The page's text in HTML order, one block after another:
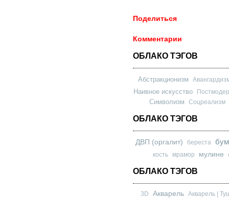
Поделиться
Комментарии
ОБЛАКО ТЭГОВ
Абстракционизм
Наивное искусство
Символизм Соцреализм
ОБЛАКО ТЭГОВ
ДВП (оргалит) береста
кость мрамор мулине
ОБЛАКО ТЭГОВ
3D Акварель Акварель |